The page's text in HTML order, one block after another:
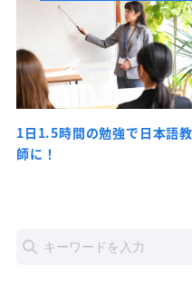
1日1.5時間の勉強で日本語教
師に！